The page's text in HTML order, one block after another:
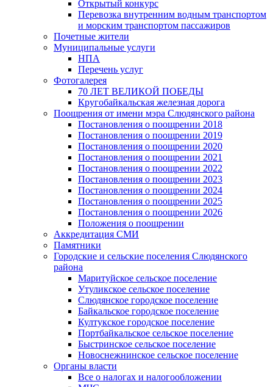
Открытый конкурс
Перевозка внутренним водным транспортом
и морским транспортом пассажиров
Почетные жители
Муниципальные услуги
НПА
Перечень услуг
Фотогалерея
70 ЛЕТ ВЕЛИКОЙ ПОБЕДЫ
Кругобайкальская железная дорога
Поощрения от имени мэра Слюдянского района
Постановления о поощрении 2018
Постановления о поощрении 2019
Постановления о поощрении 2020
Постановления о поощрении 2021
Постановления о поощрении 2022
Постановления о поощрении 2023
Постановления о поощрении 2024
Постановления о поощрении 2025
Постановления о поощрении 2026
Положения о поощрении
Аккредитация СМИ
Памятники
Городские и сельские поселения Слюдянского
района
Маритуйское сельское поселение
Утуликское сельское поселение
Слюдянское городское поселение
Байкальское городское поселение
Култукское городское поселение
Портбайкальское сельское поселение
Быстринское сельское поселение
Новоснежнинское сельское поселение
Органы власти
Все о налогах и налогообложении